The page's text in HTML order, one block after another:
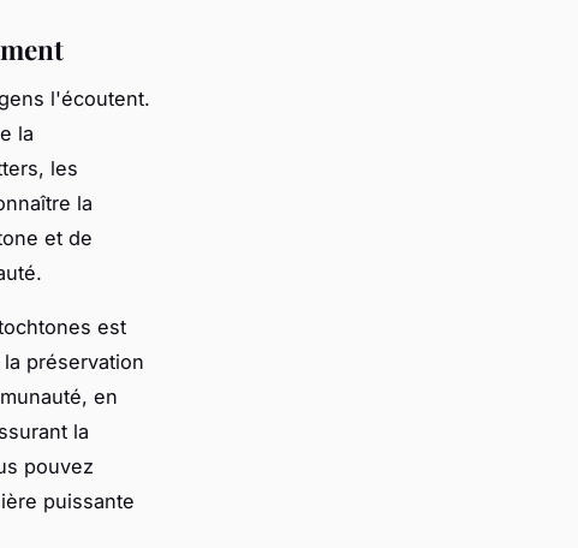
l'écoutent.
la
les
la
et de
est
préservation
en
la
pouvez
puissante